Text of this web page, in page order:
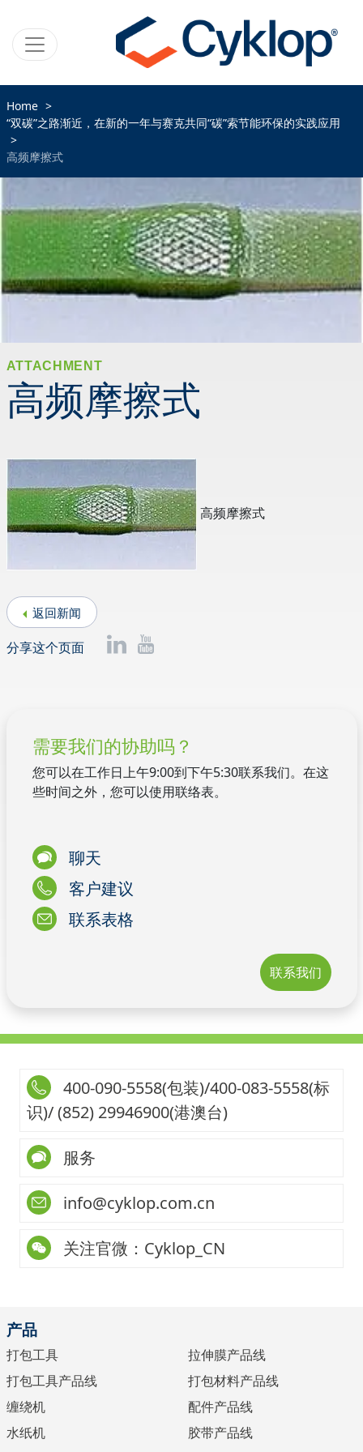
Home
“双碳”之路渐近，在新的一年与赛克共同“碳”索节能环保的实践应用
高频摩擦式
ATTACHMENT
高频摩擦式
高频摩擦式
返回新闻
分享这个页面
需要我们的协助吗？
您可以在工作日上午9:00到下午5:30联系我们。在这
些时间之外，您可以使用联络表。
聊天
客户建议
联系表格
联系我们
400-090-5558(包装)/400-083-5558(标
识)/ (852) 29946900(港澳台)
服务
info@cyklop.com.cn
关注官微：Cyklop_CN
产品
打包工具
打包工具产品线
缠绕机
水纸机
拉伸膜产品线
打包材料产品线
配件产品线
胶带产品线